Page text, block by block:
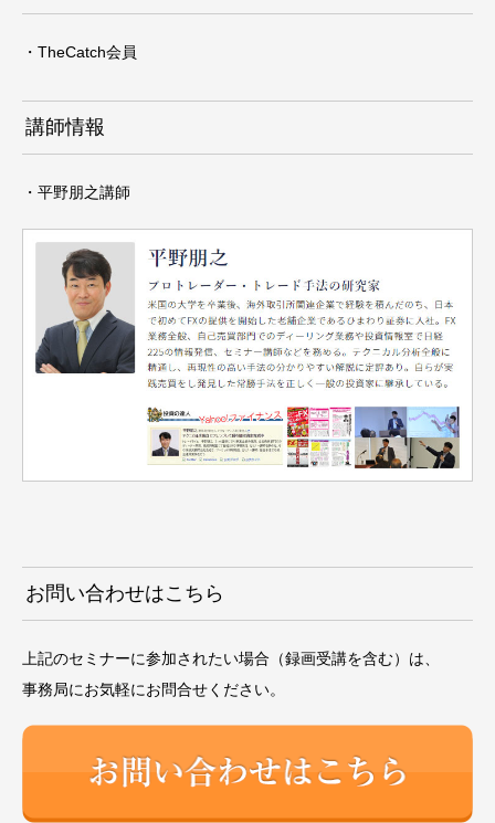
・TheCatch会員
講師情報
・平野朋之講師
お問い合わせはこちら
上記のセミナーに参加されたい場合（録画受講を含む）は、
事務局にお気軽にお問合せください。